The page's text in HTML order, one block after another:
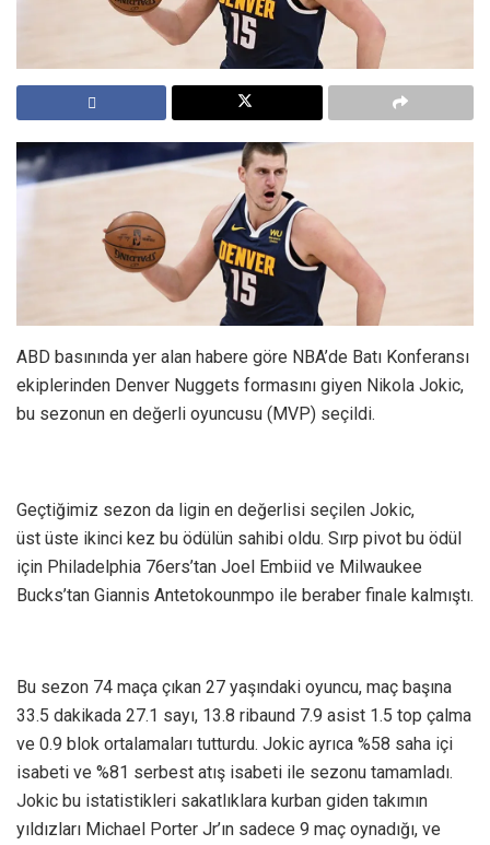
ABD basınında yer alan habere göre NBA’de Batı Konferansı
ekiplerinden Denver Nuggets formasını giyen Nikola Jokic,
bu sezonun en değerli oyuncusu (MVP) seçildi.
Geçtiğimiz sezon da ligin en değerlisi seçilen Jokic,
üst üste ikinci kez bu ödülün sahibi oldu. Sırp pivot bu ödül
için Philadelphia 76ers’tan Joel Embiid ve Milwaukee
Bucks’tan Giannis Antetokounmpo ile beraber finale kalmıştı.
Bu sezon 74 maça çıkan 27 yaşındaki oyuncu, maç başına
33.5 dakikada 27.1 sayı, 13.8 ribaund 7.9 asist 1.5 top çalma
ve 0.9 blok ortalamaları tutturdu. Jokic ayrıca %58 saha içi
isabeti ve %81 serbest atış isabeti ile sezonu tamamladı.
Jokic bu istatistikleri sakatlıklara kurban giden takımın
yıldızları Michael Porter Jr’ın sadece 9 maç oynadığı, ve